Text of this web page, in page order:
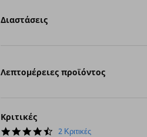
Διαστάσεις
Λεπτομέρειες προϊόντος
Κριτικές
4.5
2 Κριτικές